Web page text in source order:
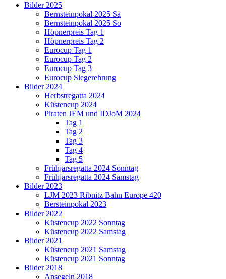
Bilder 2025
Bernsteinpokal 2025 Sa
Bernsteinpokal 2025 So
Höpnerpreis Tag 1
Höpnerpreis Tag 2
Eurocup Tag 1
Eurocup Tag 2
Eurocup Tag 3
Eurocup Siegerehrung
Bilder 2024
Herbstregatta 2024
Küstencup 2024
Piraten JEM und IDJoM 2024
Tag 1
Tag 2
Tag 3
Tag 4
Tag 5
Frühjarsregatta 2024 Sonntag
Frühjarsregatta 2024 Samstag
Bilder 2023
LJM 2023 Ribnitz Bahn Europe 420
Bersteinpokal 2023
Bilder 2022
Küstencup 2022 Sonntag
Küstencup 2022 Samstag
Bilder 2021
Küstencup 2021 Samstag
Küstencup 2021 Sonntag
Bilder 2018
Ansegeln 2018